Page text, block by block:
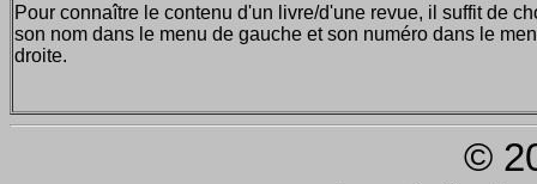
Pour connaître le contenu d'un livre/d'une revue, il suffit de
son nom dans le menu de gauche et son numéro dans le
droite.
©